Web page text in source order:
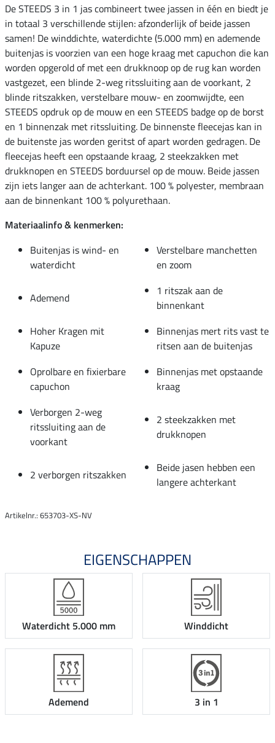
De STEEDS 3 in 1 jas combineert twee jassen in één en biedt je
in totaal 3 verschillende stijlen: afzonderlijk of beide jassen
samen! De winddichte, waterdichte (5.000 mm) en ademende
buitenjas is voorzien van een hoge kraag met capuchon die kan
worden opgerold of met een drukknoop op de rug kan worden
vastgezet, een blinde 2-weg ritssluiting aan de voorkant, 2
blinde ritszakken, verstelbare mouw- en zoomwijdte, een
STEEDS opdruk op de mouw en een STEEDS badge op de borst
en 1 binnenzak met ritssluiting. De binnenste fleecejas kan in
de buitenste jas worden geritst of apart worden gedragen. De
fleecejas heeft een opstaande kraag, 2 steekzakken met
drukknopen en STEEDS borduursel op de mouw. Beide jassen
zijn iets langer aan de achterkant. 100 % polyester, membraan
aan de binnenkant 100 % polyurethaan.
Materiaalinfo & kenmerken:
Buitenjas is wind- en
waterdicht
Verstelbare manchetten
en zoom
Ademend
1 ritszak aan de
binnenkant
Hoher Kragen mit
Kapuze
Binnenjas mert rits vast te
ritsen aan de buitenjas
Oprolbare en fixierbare
capuchon
Binnenjas met opstaande
kraag
Verborgen 2-weg
ritssluiting aan de
voorkant
2 steekzakken met
drukknopen
2 verborgen ritszakken
Beide jasen hebben een
langere achterkant
Artikelnr.: 653703-XS-NV
EIGENSCHAPPEN
Waterdicht 5.000 mm Winddicht
Ademend 3 in 1